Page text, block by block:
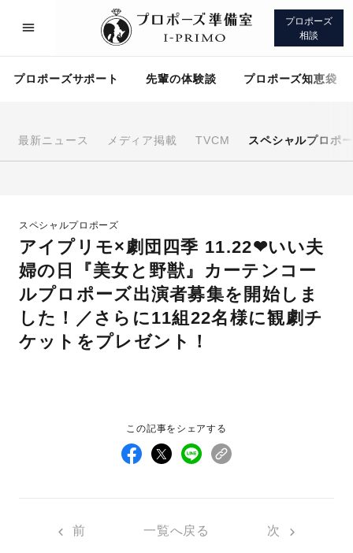
プロポーズ
相談
プロポーズサポート 先輩の体験談 プロポーズ知恵袋
最新ニュース メディア掲載 TVCM スペシャルプロポ
スペシャルプロポーズ
アイプリモ×劇団四季 11.22❤いい夫
婦の日『美女と野獣』カーテンコー
ルプロポーズ出演者募集を開始しま
した！／さらに11組22名様に観劇チ
ケットをプレゼント！
この記事をシェアする
前 一覧へ戻る 次
プロポーズサポート 先輩の体験談
プロポーズ知恵袋
プロポーズサポート
スペシャルプロポーズイベント
プロポーズ知恵袋
プロポーズ意識調査結果一覧